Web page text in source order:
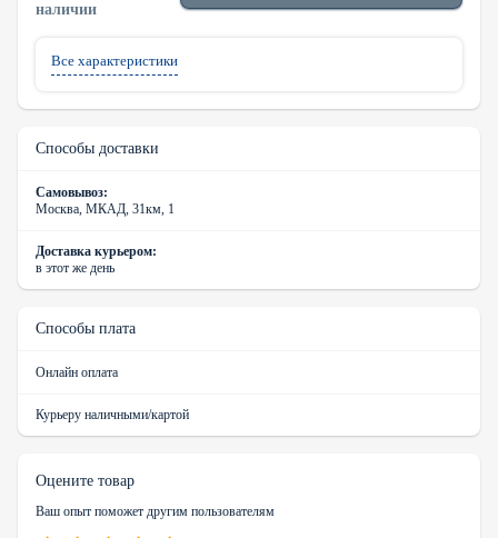
Все характеристики
наличии
Способы доставки
Самовывоз:
Москва, МКАД, 31км, 1
Доставка курьером:
в этот же день
Способы плата
Онлайн оплата
Курьеру наличными/картой
Оцените товар
Ваш опыт поможет другим пользователям